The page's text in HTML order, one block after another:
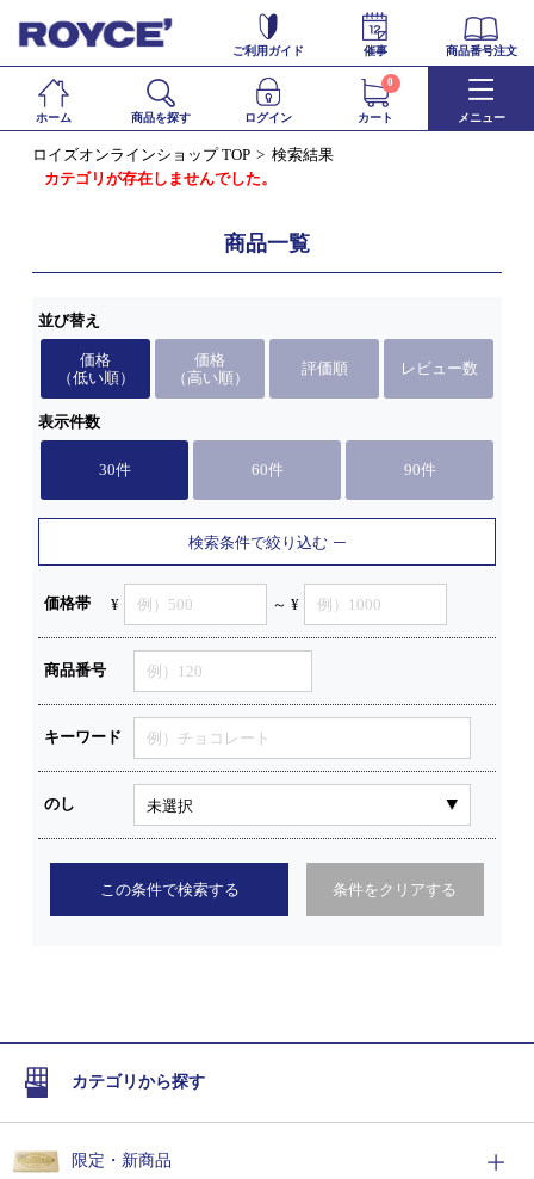
ご利用ガイド 催事 商品番号注文
ホーム 商品を探す ログイン カート
0
メニュー
ロイズオンラインショップ TOP
検索結果
カテゴリが存在しませんでした。
商品一覧
並び替え
価格
（低い順）
価格
（高い順）
評価順 レビュー数
表示件数
30件 60件 90件
検索条件で絞り込む
価格帯 ¥ ～ ¥
商品番号
キーワード
のし
この条件で検索する 条件をクリアする
カテゴリから探す
限定・新商品